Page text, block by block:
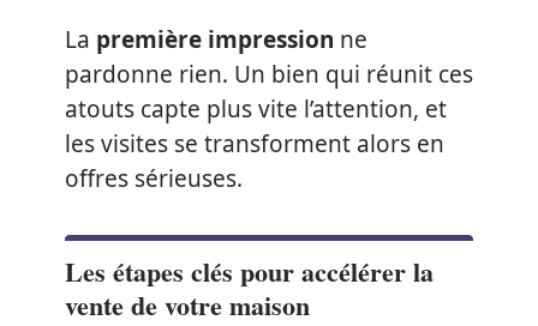
La première impression ne
pardonne rien. Un bien qui réunit ces
atouts capte plus vite l’attention, et
les visites se transforment alors en
offres sérieuses.
Les étapes clés pour accélérer la
vente de votre maison